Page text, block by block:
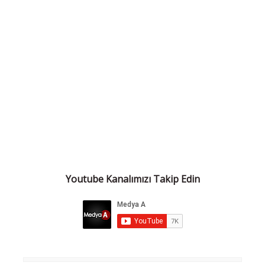
Youtube Kanalımızı Takip Edin